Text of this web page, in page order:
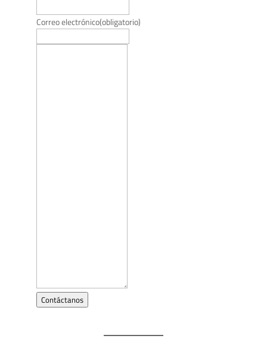
Correo electrónico(obligatorio)
Contáctanos